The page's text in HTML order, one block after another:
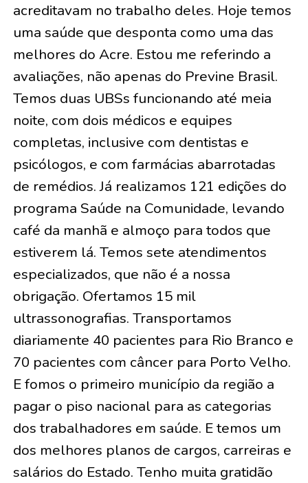
acreditavam no trabalho deles. Hoje temos
uma saúde que desponta como uma das
melhores do Acre. Estou me referindo a
avaliações, não apenas do Previne Brasil.
Temos duas UBSs funcionando até meia
noite, com dois médicos e equipes
completas, inclusive com dentistas e
psicólogos, e com farmácias abarrotadas
de remédios. Já realizamos 121 edições do
programa Saúde na Comunidade, levando
café da manhã e almoço para todos que
estiverem lá. Temos sete atendimentos
especializados, que não é a nossa
obrigação. Ofertamos 15 mil
ultrassonografias. Transportamos
diariamente 40 pacientes para Rio Branco e
70 pacientes com câncer para Porto Velho.
E fomos o primeiro município da região a
pagar o piso nacional para as categorias
dos trabalhadores em saúde. E temos um
dos melhores planos de cargos, carreiras e
salários do Estado. Tenho muita gratidão